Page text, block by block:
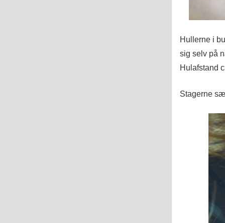
Hullerne i
sig selv på
Hulafstand
Stagerne